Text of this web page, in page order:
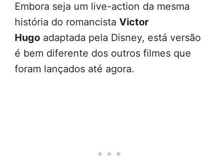
Embora seja um live-action da mesma
história do romancista Victor
Hugo adaptada pela Disney, está versão
é bem diferente dos outros filmes que
foram lançados até agora.